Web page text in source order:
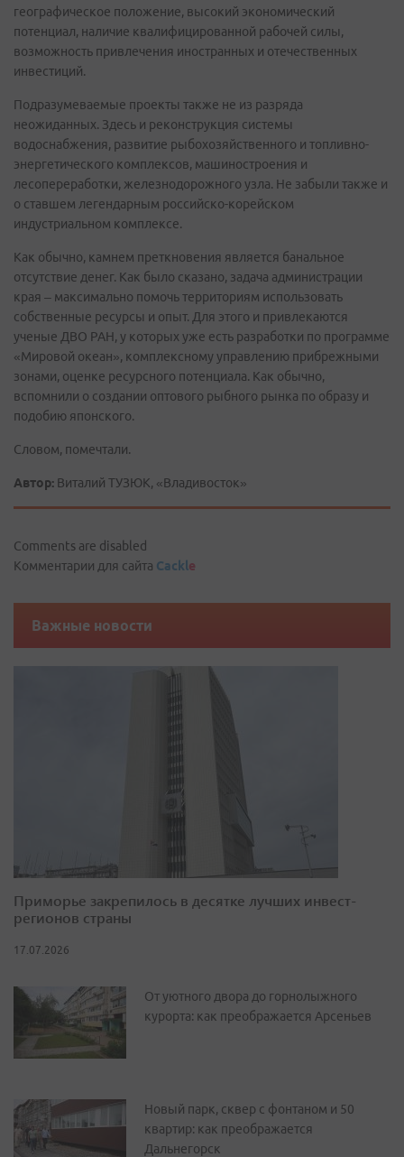
географическое положение, высокий экономический
потенциал, наличие квалифицированной рабочей силы,
возможность привлечения иностранных и отечественных
инвестиций.
Подразумеваемые проекты также не из разряда
неожиданных. Здесь и реконструкция системы
водоснабжения, развитие рыбохозяйственного и топливно-
энергетического комплексов, машиностроения и
лесопереработки, железнодорожного узла. Не забыли также и
о ставшем легендарным российско-корейском
индустриальном комплексе.
Как обычно, камнем преткновения является банальное
отсутствие денег. Как было сказано, задача администрации
края – максимально помочь территориям использовать
собственные ресурсы и опыт. Для этого и привлекаются
ученые ДВО РАН, у которых уже есть разработки по программе
«Мировой океан», комплексному управлению прибрежными
зонами, оценке ресурсного потенциала. Как обычно,
вспомнили о создании оптового рыбного рынка по образу и
подобию японского.
Словом, помечтали.
Автор: Виталий ТУЗЮК, «Владивосток»
Comments are disabled
Комментарии для сайта Cackle
Важные новости
Приморье закрепилось в десятке лучших инвест-
регионов страны
17.07.2026
От уютного двора до горнолыжного
курорта: как преображается Арсеньев
Новый парк, сквер с фонтаном и 50
квартир: как преображается
Дальнегорск